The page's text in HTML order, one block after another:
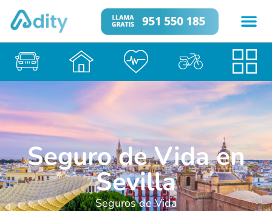
Seguro de Vida en
Sevilla
Seguros de Vida